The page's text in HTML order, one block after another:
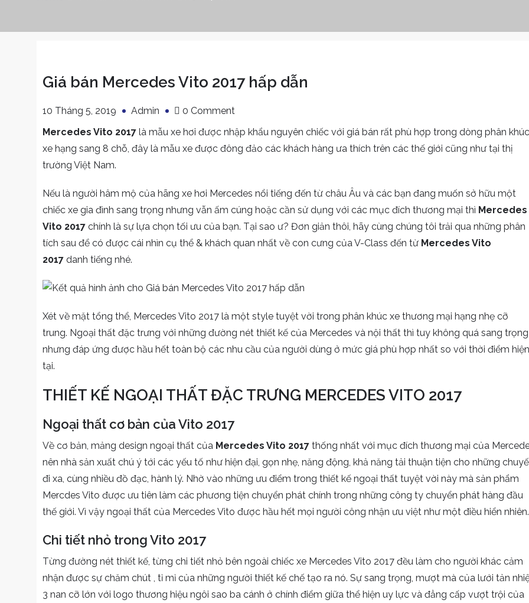
Giá bán Mercedes Vito 2017 hấp dẫn
10 Tháng 5, 2019 Admin 0 Comment
bán
Mercedes
hấp
dẫn
Mercedes Vito 2017 là mẫu xe hơi được nhập khẩu nguyên chiếc với giá bán rất phù hợp trong dòng phân khúc
xe hạng sang 8 chỗ, đây là mẫu xe được đông đảo các khách hàng ưa thích trên các thế giới cũng như tại thị
trường Việt Nam.
Nếu là người hâm mộ của hãng xe hơi Mercedes nổi tiếng đến từ châu Âu và các bạn đang muốn sở hữu một
chiếc xe gia đình sang trọng nhưng vẫn ấm cúng hoặc cần sử dụng với các mục đích thương mại thì Mercedes
Vito 2017 chính là sự lựa chọn tối ưu của bạn. Tại sao ư? Đơn giản thôi, hãy cùng chúng tôi trải qua những phân
tích sau để có được cái nhìn cụ thể & khách quan nhất về con cưng của V-Class đến từ Mercedes Vito
2017 danh tiếng nhé.
Xét về mặt tổng thể, Mercedes Vito 2017 là một style tuyệt vời trong phân khúc xe thương mại hạng nhẹ cỡ
trung. Ngoại thất đặc trưng với những đường nét thiết kế của Mercedes và nội thất thì tuy không quá sang trọng
nhưng đáp ứng được hầu hết toàn bộ các nhu cầu của người dùng ở mức giá phù hợp nhất so với thời điểm hiện
tại.
THIẾT KẾ NGOẠI THẤT ĐẶC TRƯNG MERCEDES VITO 2017
Ngoại thất cơ bản của Vito 2017
Về cơ bản, mảng design ngoại thất của Mercedes Vito 2017 thống nhất với mục đích thương mại của
nên nhà sản xuất chú ý tới các yếu tố như hiện đại, gọn nhẹ, năng động, khả năng tải thuận tiện cho những
đi xa, cùng nhiều đồ đạc, hành lý. Nhờ vào những ưu điểm trong thiết kế ngoại thất tuyệt vời này mà sản phẩm
Mercdes Vito được ưu tiên làm các phương tiện chuyển phát chính trong những công ty chuyển phát hàng đầu
thế giới. Vì vậy ngoại thất của Mercedes Vito được hầu hết mọi người công nhận ưu việt như một điều hiển nhiên.
Chi tiết nhỏ trong Vito 2017
Từng đường nét thiết kế, từng chi tiết nhỏ bên ngoài chiếc xe Mercedes Vito 2017 đều làm cho người khác cảm
nhận được sự chăm chút , tỉ mỉ của những người thiết kế chế tạo ra nó. Sự sang trọng, mượt mà của lưới tản
3 nan cỡ lớn với logo thương hiệu ngôi sao ba cánh ở chính điểm giữa thể hiện uy lực và đẳng cấp vượt trội của